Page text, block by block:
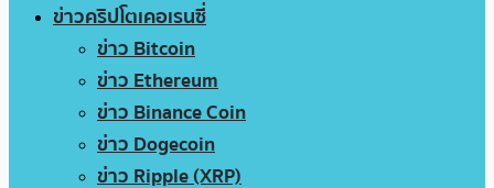
ข่าวคริปโตเคอเรนซี่
ข่าว Bitcoin
ข่าว Ethereum
ข่าว Binance Coin
ข่าว Dogecoin
ข่าว Ripple (XRP)